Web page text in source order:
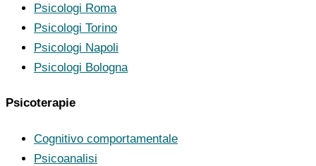
Psicologi Roma
Psicologi Torino
Psicologi Napoli
Psicologi Bologna
Psicoterapie
Cognitivo comportamentale
Psicoanalisi